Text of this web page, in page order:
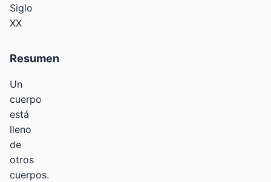
Siglo
XX
Resumen
Un
cuerpo
está
lleno
de
otros
cuerpos.